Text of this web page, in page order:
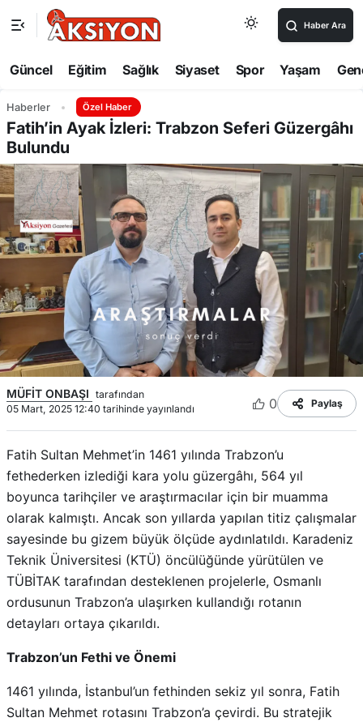
Haber Ara
Güncel Eğitim Sağlık Siyaset Spor Yaşam
Haberler Özel Haber
Fatih’in Ayak İzleri: Trabzon Seferi Güzergâhı
Bulundu
MÜFİT ONBAŞI tarafından
05 Mart, 2025 12:40 tarihinde yayınlandı
0 Paylaş
Fatih Sultan Mehmet’in 1461 yılında Trabzon’u
fethederken izlediği kara yolu güzergâhı, 564 yıl
boyunca tarihçiler ve araştırmacılar için bir muamma
olarak kalmıştı. Ancak son yıllarda yapılan titiz çalışmalar
sayesinde bu gizem büyük ölçüde aydınlatıldı. Karadeniz
Teknik Üniversitesi (KTÜ) öncülüğünde yürütülen ve
TÜBİTAK tarafından desteklenen projelerle, Osmanlı
ordusunun Trabzon’a ulaşırken kullandığı rotanın
detayları ortaya çıkarıldı.
Trabzon’un Fethi ve Önemi
1461 yılında, İstanbul’un fethinden sekiz yıl sonra, Fatih
Sultan Mehmet rotasını Trabzon’a çevirdi. Bu stratejik